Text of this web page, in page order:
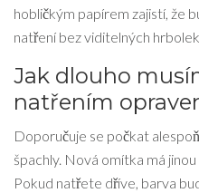
hobličkým papírem zajistí, že
natření bez viditelných
Jak dlouho
natřením
Doporučuje se počkat
špachly. Nová omítka má
Pokud natřete dříve, barva